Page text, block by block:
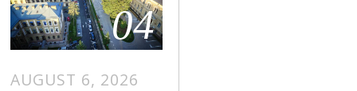
04
AUGUST 6, 2026